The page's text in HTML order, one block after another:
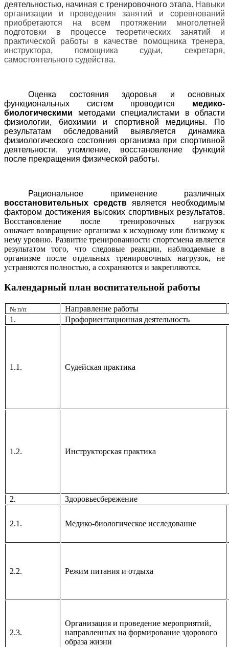
деятельностью, начиная с тренировочного этапа. Навыки
организации и проведения занятий и соревнований
приобретаются на всем протяжении многолетней
подготовки в процессе теоретических занятий и
практической работы в качестве помощника тренера,
инструктора, помощника судьи, секретаря,
самостоятельного судейства.
Оценка состояния здоровья и основных
функциональных систем проводится медико-
биологическими методами специалистами в области
физиологии, биохимии и спортивной медицины. По
результатам обследований выявляется динамика
физиологического состояния организма при спортивной
деятельности, утомление, восстановление функций
после прекращения физической работы.
Рациональное применение различных
восстановительных средств является необходимым
фактором достижения высоких спортивных результатов.
Восстановление после тренировочных нагрузок
означает возвращение организма к исходному или близкому к
нему уровню. Развитие тренированности спортсмена является
результатом того, что следовые реакции, наблюдаемые в
организме после отдельных тренировочных нагрузок, не
устраняются полностью, а сохраняются и закрепляются.
Календарный план воспитательной работы
№ п/п
Направление работы
1.
Профориентационная деятельность
1.1. Судейская практика
1.2. Инструкторская практика
2. Здоровьесбережение
2.1. Медико-биологическое исследование
2.2. Режим питания и отдыха
2.3.
Организация и проведение мероприятий,
направленных на формирование здорового
образа жизни